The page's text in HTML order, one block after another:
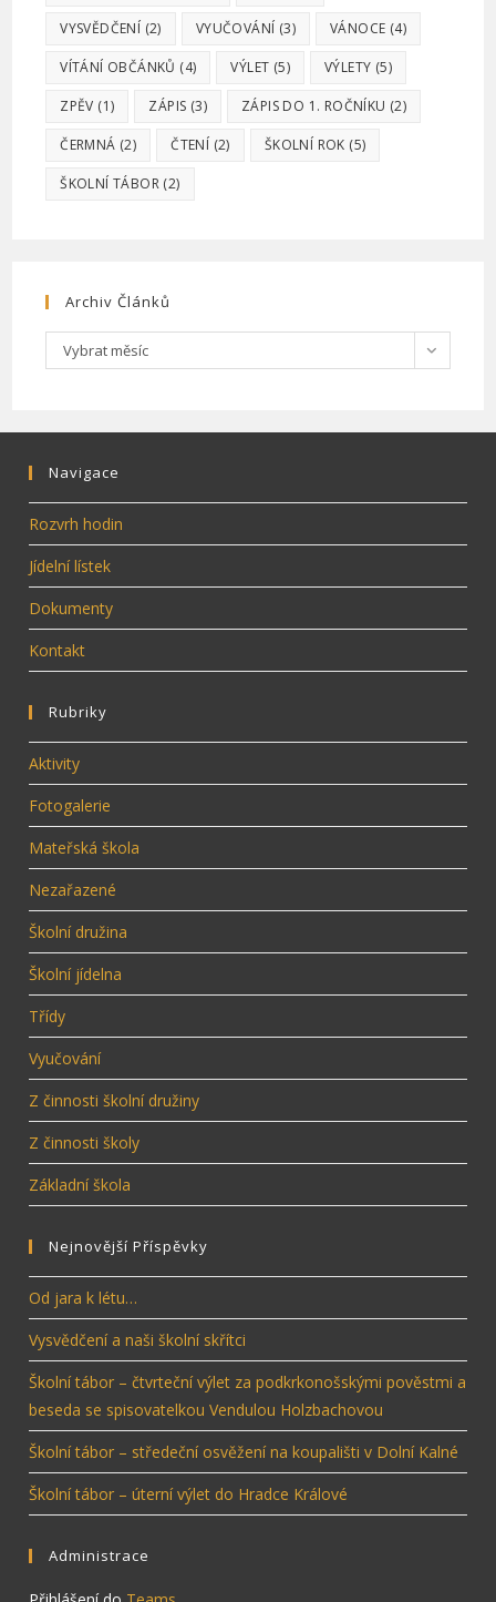
VYSVĚDČENÍ (2) VYUČOVÁNÍ (3) VÁNOCE (4)
VÍTÁNÍ OBČÁNKŮ (4) VÝLET (5) VÝLETY (5)
ZPĚV (1) ZÁPIS (3) ZÁPIS DO 1. ROČNÍKU (2)
ČERMNÁ (2) ČTENÍ (2) ŠKOLNÍ ROK (5)
ŠKOLNÍ TÁBOR (2)
Archiv Článků
Archiv
článků
Vybrat měsíc
Navigace
Rozvrh hodin
Jídelní lístek
Dokumenty
Kontakt
Rubriky
Aktivity
Fotogalerie
Mateřská škola
Nezařazené
Školní družina
Školní jídelna
Třídy
Vyučování
Z činnosti školní družiny
Z činnosti školy
Základní škola
Nejnovější Příspěvky
Od jara k létu…
Vysvědčení a naši školní skřítci
Školní tábor – čtvrteční výlet za podkrkonošskými pověstmi a
beseda se spisovatelkou Vendulou Holzbachovou
Školní tábor – středeční osvěžení na koupališti v Dolní Kalné
Školní tábor – úterní výlet do Hradce Králové
Administrace